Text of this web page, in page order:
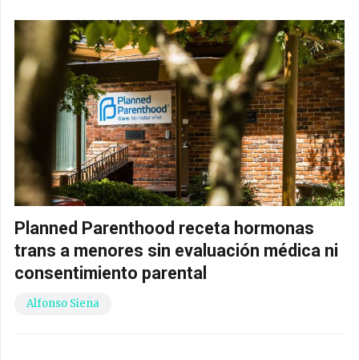
Planned Parenthood receta hormonas
trans a menores sin evaluación médica ni
consentimiento parental
Alfonso Siena